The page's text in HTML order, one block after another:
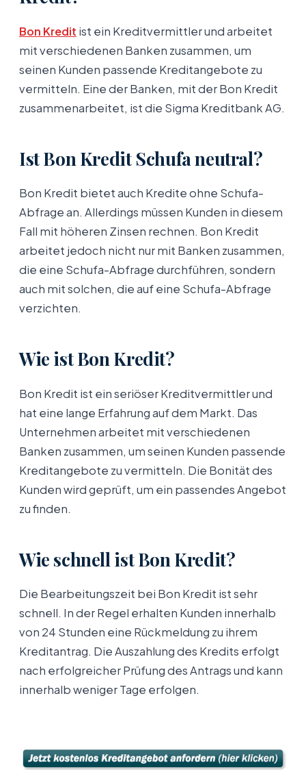
Bon Kredit ist ein Kreditvermittler und arbeitet
mit verschiedenen Banken zusammen, um
seinen Kunden passende Kreditangebote zu
vermitteln. Eine der Banken, mit der Bon Kredit
zusammenarbeitet, ist die Sigma Kreditbank AG.
Ist Bon Kredit Schufa neutral?
Bon Kredit bietet auch Kredite ohne Schufa-
Abfrage an. Allerdings müssen Kunden in diesem
Fall mit höheren Zinsen rechnen. Bon Kredit
arbeitet jedoch nicht nur mit Banken zusammen,
die eine Schufa-Abfrage durchführen, sondern
auch mit solchen, die auf eine Schufa-Abfrage
verzichten.
Wie ist Bon Kredit?
Bon Kredit ist ein seriöser Kreditvermittler und
hat eine lange Erfahrung auf dem Markt. Das
Unternehmen arbeitet mit verschiedenen
Banken zusammen, um seinen Kunden passende
Kreditangebote zu vermitteln. Die Bonität des
Kunden wird geprüft, um ein passendes Angebot
zu finden.
Wie schnell ist Bon Kredit?
Die Bearbeitungszeit bei Bon Kredit ist sehr
schnell. In der Regel erhalten Kunden innerhalb
von 24 Stunden eine Rückmeldung zu ihrem
Kreditantrag. Die Auszahlung des Kredits erfolgt
nach erfolgreicher Prüfung des Antrags und kann
innerhalb weniger Tage erfolgen.